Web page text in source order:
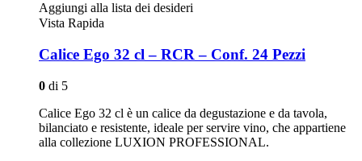
Aggiungi alla lista dei desideri
Vista Rapida
Calice Ego 32 cl – RCR – Conf. 24 Pezzi
0 di 5
Calice Ego 32 cl è un calice da degustazione e da tavola,
bilanciato e resistente, ideale per servire vino, che appartiene
alla collezione LUXION PROFESSIONAL.